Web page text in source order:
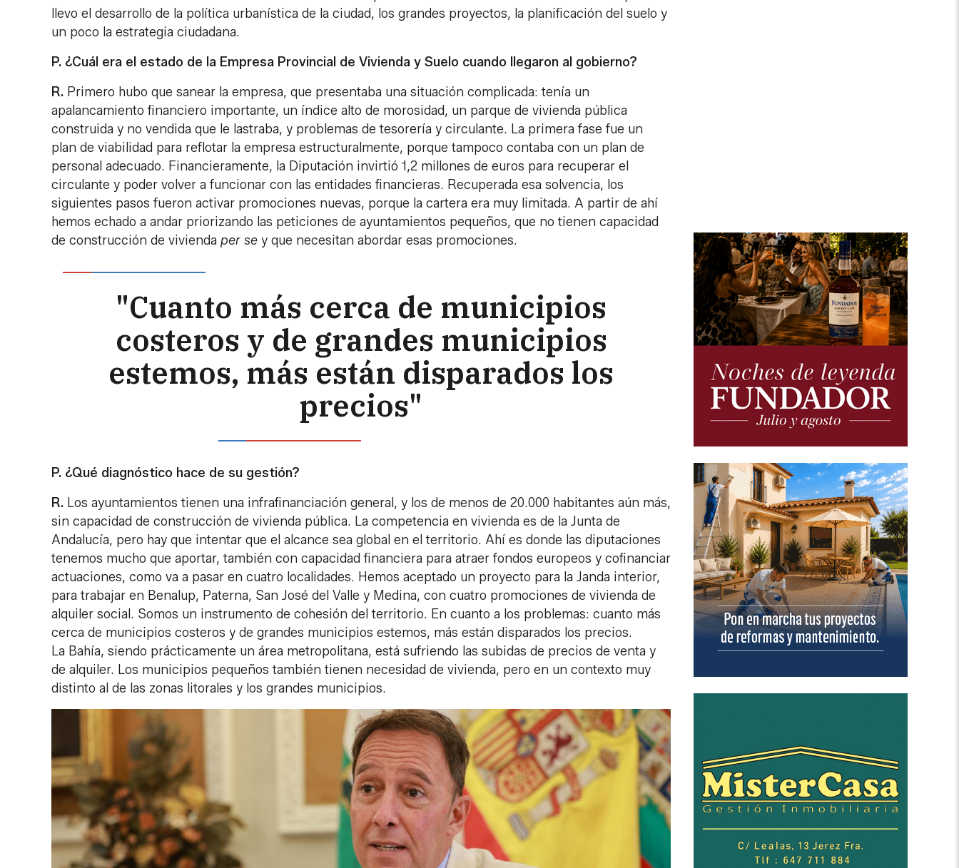
llevo el desarrollo de la política urbanística de la ciudad, los grandes proyectos, la planificación del suelo y
un poco la estrategia ciudadana.
P. ¿Cuál era el estado de la Empresa Provincial de Vivienda y Suelo cuando llegaron al gobierno?
R. Primero hubo que sanear la empresa, que presentaba una situación complicada: tenía un
apalancamiento financiero importante, un índice alto de morosidad, un parque de vivienda pública
construida y no vendida que le lastraba, y problemas de tesorería y circulante. La primera fase fue un
plan de viabilidad para reflotar la empresa estructuralmente, porque tampoco contaba con un plan de
personal adecuado. Financieramente, la Diputación invirtió 1,2 millones de euros para recuperar el
circulante y poder volver a funcionar con las entidades financieras. Recuperada esa solvencia, los
siguientes pasos fueron activar promociones nuevas, porque la cartera era muy limitada. A partir de ahí
hemos echado a andar priorizando las peticiones de ayuntamientos pequeños, que no tienen capacidad
de construcción de vivienda per se y que necesitan abordar esas promociones.
"Cuanto más cerca de municipios
costeros y de grandes municipios
estemos, más están disparados los
precios"
P. ¿Qué diagnóstico hace de su gestión?
R. Los ayuntamientos tienen una infrafinanciación general, y los de menos de 20.000 habitantes aún más,
sin capacidad de construcción de vivienda pública. La competencia en vivienda es de la Junta de
Andalucía, pero hay que intentar que el alcance sea global en el territorio. Ahí es donde las diputaciones
tenemos mucho que aportar, también con capacidad financiera para atraer fondos europeos y cofinanciar
actuaciones, como va a pasar en cuatro localidades. Hemos aceptado un proyecto para la Janda interior,
para trabajar en Benalup, Paterna, San José del Valle y Medina, con cuatro promociones de vivienda de
alquiler social. Somos un instrumento de cohesión del territorio. En cuanto a los problemas: cuanto más
cerca de municipios costeros y de grandes municipios estemos, más están disparados los precios.
La Bahía, siendo prácticamente un área metropolitana, está sufriendo las subidas de precios de venta y
de alquiler. Los municipios pequeños también tienen necesidad de vivienda, pero en un contexto muy
distinto al de las zonas litorales y los grandes municipios.